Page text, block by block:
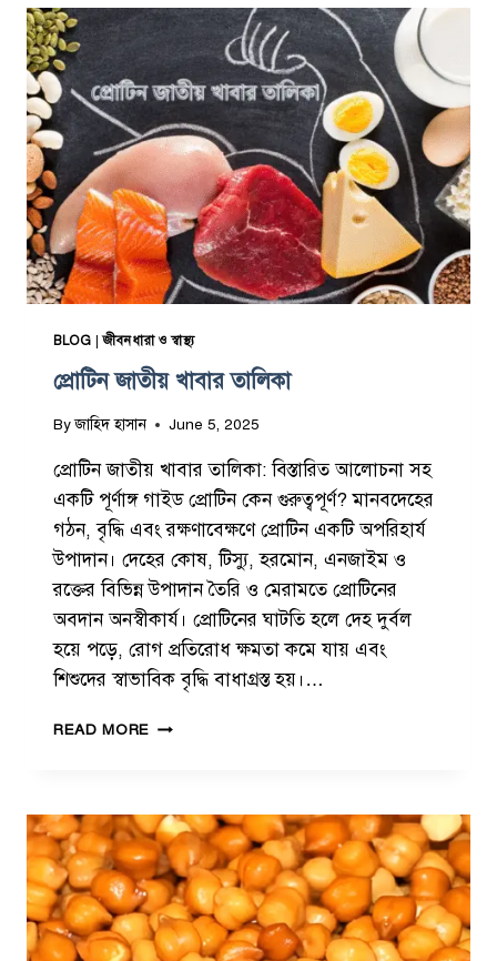
-
স
জি
সং
র
ক্ষ
র
স্মা
র্ট
উ
পা
BLOG |জীবনধারা ও স্বাস্থ্য
প্রোটিন জাতীয় খাবার তালিকা
Byজাহিদ হাসান June 5, 2025
প্রোটিন জাতীয় খাবার তালিকা: বিস্তারিত আলোচনা সহ
একটি পূর্ণাঙ্গ গাইড প্রোটিন কেন গুরুত্বপূর্ণ? মানবদেহের
গঠন, বৃদ্ধি এবং রক্ষণাবেক্ষণে প্রোটিন একটি অপরিহার্য
উপাদান। দেহের কোষ, টিস্যু, হরমোন, এনজাইম ও
রক্তের বিভিন্ন উপাদান তৈরি ও মেরামতে প্রোটিনের
অবদান অনস্বীকার্য। প্রোটিনের ঘাটতি হলে দেহ দুর্বল
হয়ে পড়ে, রোগ প্রতিরোধ ক্ষমতা কমে যায় এবং
শিশুদের স্বাভাবিক বৃদ্ধি বাধাগ্রস্ত হয়।…
READ MORE প্রো
তী
য়
খা
বা
র
তা